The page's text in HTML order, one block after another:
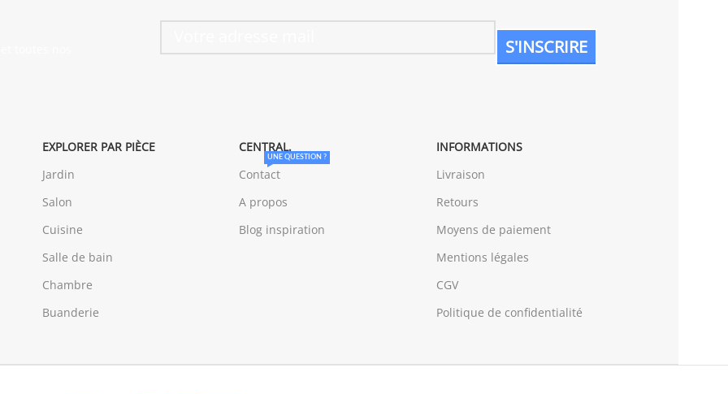
EXPLORER PAR PIÈCE
Jardin
Salon
Cuisine
Salle de bain
Chambre
Buanderie
CENTRAL.
Contact
UNE QUESTION ?
A propos
Blog inspiration
INFORMATIONS
Livraison
Retours
Moyens de paiement
Mentions légales
CGV
Politique de confidentialité